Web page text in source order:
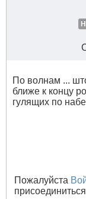
По волнам ...
ближе к концу
гулящих по
Пожалуйста